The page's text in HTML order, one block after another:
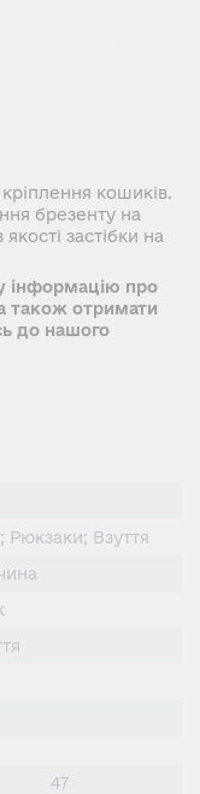
кошиків.
брезенту на
застібки на
інформацію про
також отримати
до нашого
Рюкзаки; Взуття
47